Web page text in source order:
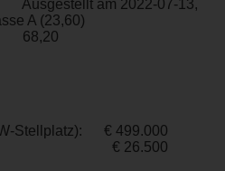
Ausgestellt am 2022-07-13,
A (23,60)
68,20
Stellplatz):
€ 499.000
€ 26.500